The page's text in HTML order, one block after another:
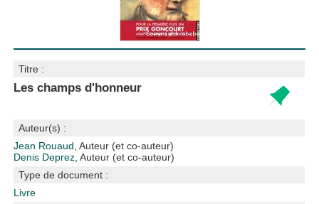
Titre :
Les champs d'honneur
Auteur(s) :
Jean Rouaud , Auteur (et co-auteur)
Denis Deprez , Auteur (et co-auteur)
Type de document :
Livre